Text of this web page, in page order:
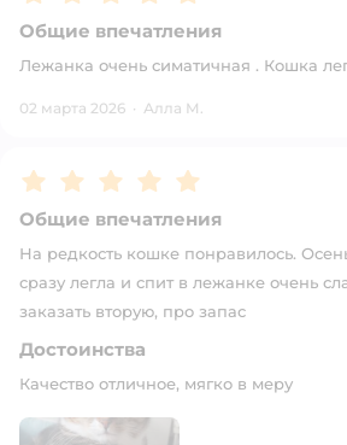
Общие впечатления
Лежанка очень симатичная . Кошка
02 марта 2026 · Алла М.
Рейтинг:5
Общие впечатления
На редкость кошке понравилось.
сразу легла и спит в лежанке очень
заказать вторую, про запас
Достоинства
Качество отличное, мягко в меру